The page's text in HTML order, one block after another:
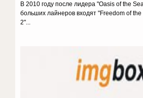
В 2010 году после лидера "Oasis of the
больших лайнеров входят "Freedom of
2"...